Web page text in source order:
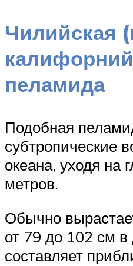
Чилийская
пеламида
Подобная
субтропические
океана, уходя на
метров.
Обычно
от 79 до 102 см
составляет